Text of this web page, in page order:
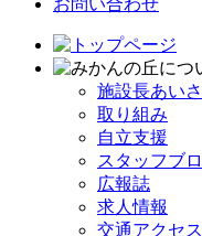
お問い合わせ
施設長あい
取り組み
自立支援
スタッフブ
広報誌
求人情報
交通アクセ